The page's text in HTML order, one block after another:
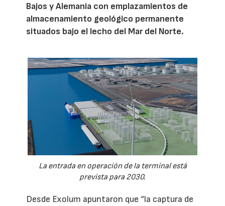
Bajos y Alemania con emplazamientos de
almacenamiento geológico permanente
situados bajo el lecho del Mar del Norte.
La entrada en operación de la terminal está
prevista para 2030.
Desde Exolum apuntaron que “la captura de